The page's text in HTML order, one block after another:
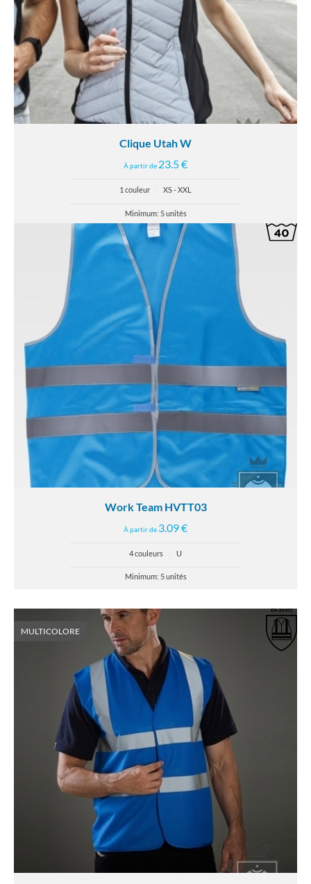
Clique Utah W
À partir de 23.5 €
1 couleur XS - XXL
Minimum: 5 unités
Work Team HVTT03
À partir de 3.09 €
4 couleurs U
Minimum: 5 unités
MULTICOLORE